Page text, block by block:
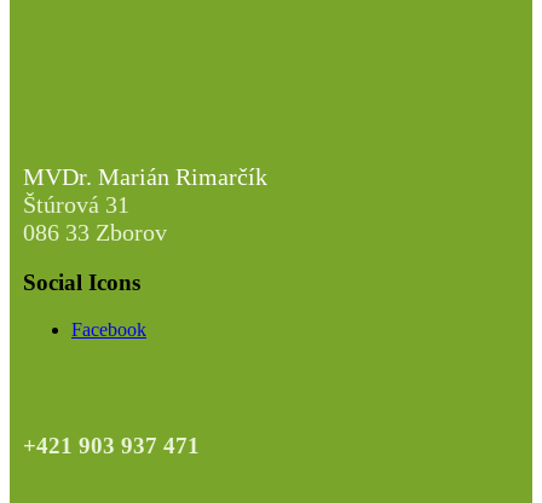
MVDr. Marián Rimarčík
Štúrová 31
086 33 Zborov
Social Icons
Facebook
+421 903 937 471